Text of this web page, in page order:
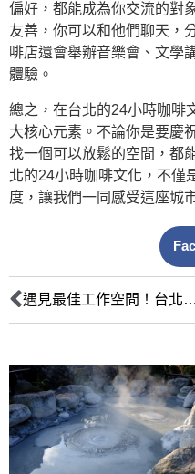
偏好，都能成為你交流的對
友善，你可以和他們聊天，
啡店還會舉辦音樂會、文學
體驗。
總之，在台北的24小時咖啡
大核心元素。不論你是要慶
找一個可以放鬆的空間，都
北的24小時咖啡文化，不僅
度，讓我們一同感受這座城
遇見最佳工作空間！台北深夜咖啡廳個人推薦